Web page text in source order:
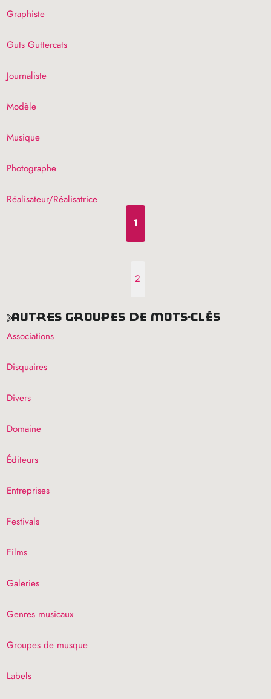
Graphiste
Guts Guttercats
Journaliste
Modèle
Musique
Photographe
Réalisateur/Réalisatrice
1
2
autres groupes de mots-clés
Associations
Disquaires
Divers
Domaine
Éditeurs
Entreprises
Festivals
Films
Galeries
Genres musicaux
Groupes de musque
Labels